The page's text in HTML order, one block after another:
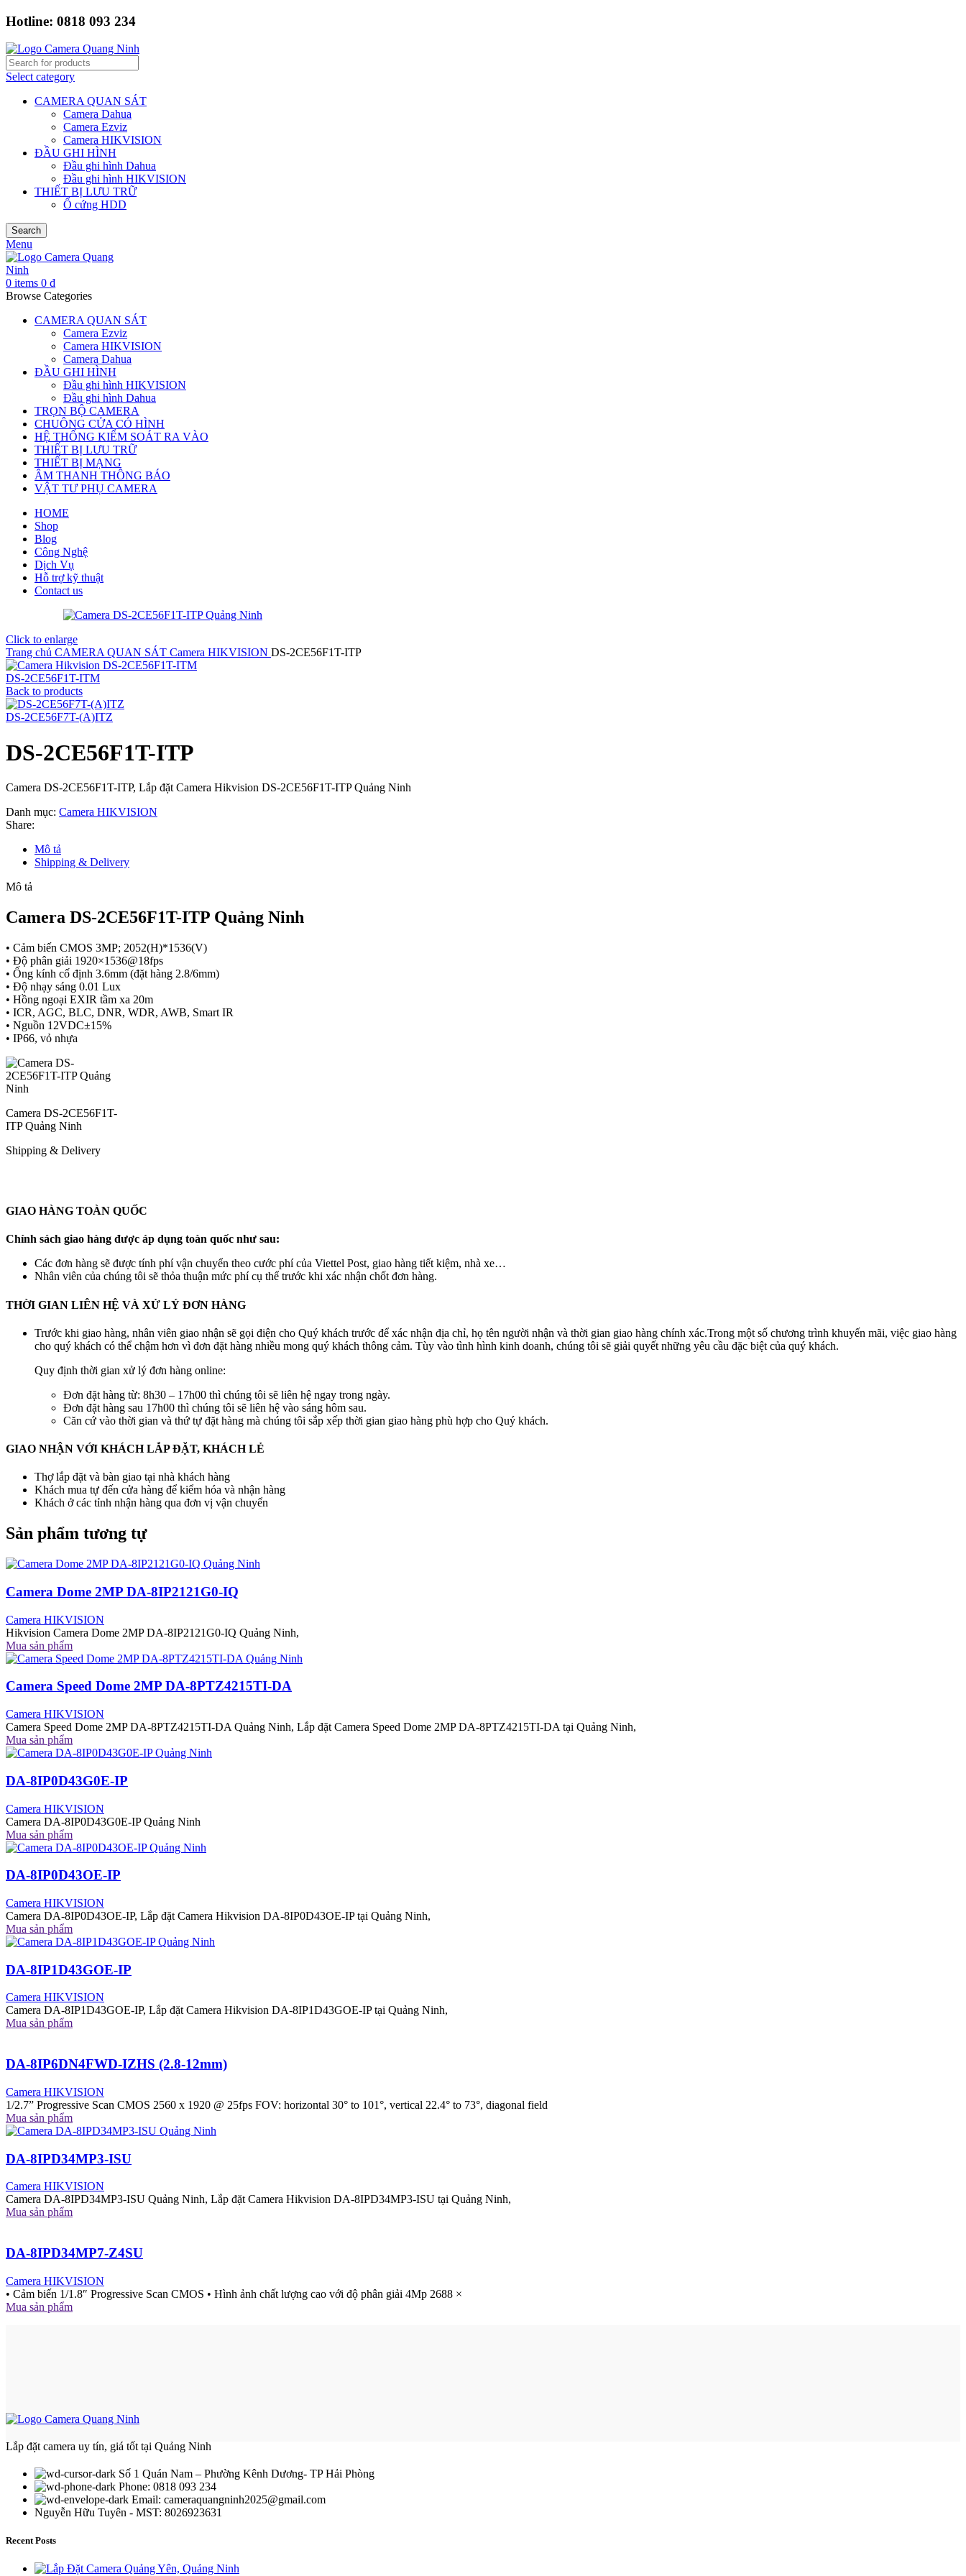
Hotline: 0818 093 234
Select category
CAMERA QUAN SÁT
Camera Dahua
Camera Ezviz
Camera HIKVISION
ĐẦU GHI HÌNH
Đầu ghi hình Dahua
Đầu ghi hình HIKVISION
THIẾT BỊ LƯU TRỮ
Ổ cứng HDD
Search
Menu
0 items 0 ₫
Browse Categories
CAMERA QUAN SÁT
Camera Ezviz
Camera HIKVISION
Camera Dahua
ĐẦU GHI HÌNH
Đầu ghi hình HIKVISION
Đầu ghi hình Dahua
TRỌN BỘ CAMERA
CHUÔNG CỬA CÓ HÌNH
HỆ THỐNG KIỂM SOÁT RA VÀO
THIẾT BỊ LƯU TRỮ
THIẾT BỊ MẠNG
ÂM THANH THÔNG BÁO
VẬT TƯ PHỤ CAMERA
HOME
Shop
Blog
Công Nghệ
Dịch Vụ
Hỗ trợ kỹ thuật
Contact us
Click to enlarge
Trang chủ CAMERA QUAN SÁT Camera HIKVISION DS-2CE56F1T-ITP
DS-2CE56F1T-ITM
Back to products
DS-2CE56F7T-(A)ITZ
DS-2CE56F1T-ITP
Camera DS-2CE56F1T-ITP, Lắp đặt Camera Hikvision DS-2CE56F1T-ITP Quảng Ninh
Danh mục: Camera HIKVISION
Share:
Mô tả
Shipping & Delivery
Mô tả
Camera DS-2CE56F1T-ITP Quảng Ninh
• Cảm biến CMOS 3MP; 2052(H)*1536(V)
• Độ phân giải 1920×1536@18fps
• Ống kính cố định 3.6mm (đặt hàng 2.8/6mm)
• Độ nhạy sáng 0.01 Lux
• Hồng ngoại EXIR tầm xa 20m
• ICR, AGC, BLC, DNR, WDR, AWB, Smart IR
• Nguồn 12VDC±15%
• IP66, vỏ nhựa
Camera DS-2CE56F1T-
ITP Quảng Ninh
Shipping & Delivery
GIAO HÀNG TOÀN QUỐC
Chính sách giao hàng được áp dụng toàn quốc như sau:
Các đơn hàng sẽ được tính phí vận chuyển theo cước phí của Viettel Post, giao hàng tiết kiệm, nhà xe…
Nhân viên của chúng tôi sẽ thỏa thuận mức phí cụ thể trước khi xác nhận chốt đơn hàng.
THỜI GIAN LIÊN HỆ VÀ XỬ LÝ ĐƠN HÀNG
Trước khi giao hàng, nhân viên giao nhận sẽ gọi điện cho Quý khách trước để xác nhận địa chỉ, họ tên người nhận và thời gian giao hàng chính xác.Trong một số chương trình khuyến mãi, việc giao hàng
cho quý khách có thể chậm hơn vì đơn đặt hàng nhiều mong quý khách thông cảm. Tùy vào tình hình kinh doanh, chúng tôi sẽ giải quyết những yêu cầu đặc biệt của quý khách.
Quy định thời gian xử lý đơn hàng online:
Đơn đặt hàng từ: 8h30 – 17h00 thì chúng tôi sẽ liên hệ ngay trong ngày.
Đơn đặt hàng sau 17h00 thì chúng tôi sẽ liên hệ vào sáng hôm sau.
Căn cứ vào thời gian và thứ tự đặt hàng mà chúng tôi sắp xếp thời gian giao hàng phù hợp cho Quý khách.
GIAO NHẬN VỚI KHÁCH LẮP ĐẶT, KHÁCH LẺ
Thợ lắp đặt và bàn giao tại nhà khách hàng
Khách mua tự đến cửa hàng để kiểm hóa và nhận hàng
Khách ở các tỉnh nhận hàng qua đơn vị vận chuyển
Sản phẩm tương tự
Camera Dome 2MP DA-8IP2121G0-IQ
Camera HIKVISION
Hikvision Camera Dome 2MP DA-8IP2121G0-IQ Quảng Ninh,
Mua sản phẩm
Camera Speed Dome 2MP DA-8PTZ4215TI-DA
Camera HIKVISION
Camera Speed Dome 2MP DA-8PTZ4215TI-DA Quảng Ninh, Lắp đặt Camera Speed Dome 2MP DA-8PTZ4215TI-DA tại Quảng Ninh,
Mua sản phẩm
DA-8IP0D43G0E-IP
Camera HIKVISION
Camera DA-8IP0D43G0E-IP Quảng Ninh
Mua sản phẩm
DA-8IP0D43OE-IP
Camera HIKVISION
Camera DA-8IP0D43OE-IP, Lắp đặt Camera Hikvision DA-8IP0D43OE-IP tại Quảng Ninh,
Mua sản phẩm
DA-8IP1D43GOE-IP
Camera HIKVISION
Camera DA-8IP1D43GOE-IP, Lắp đặt Camera Hikvision DA-8IP1D43GOE-IP tại Quảng Ninh,
Mua sản phẩm
DA-8IP6DN4FWD-IZHS (2.8-12mm)
Camera HIKVISION
1/2.7” Progressive Scan CMOS 2560 x 1920 @ 25fps FOV: horizontal 30° to 101°, vertical 22.4° to 73°, diagonal field
Mua sản phẩm
DA-8IPD34MP3-ISU
Camera HIKVISION
Camera DA-8IPD34MP3-ISU Quảng Ninh, Lắp đặt Camera Hikvision DA-8IPD34MP3-ISU tại Quảng Ninh,
Mua sản phẩm
DA-8IPD34MP7-Z4SU
Camera HIKVISION
• Cảm biến 1/1.8″ Progressive Scan CMOS • Hình ảnh chất lượng cao với độ phân giải 4Mp 2688 ×
Mua sản phẩm
Lắp đặt camera uy tín, giá tốt tại Quảng Ninh
Số 1 Quán Nam – Phường Kênh Dương- TP Hải Phòng
Phone: 0818 093 234
Email: cameraquangninh2025@gmail.com
Nguyễn Hữu Tuyên - MST: 8026923631
Recent Posts